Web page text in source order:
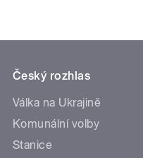
Český rozhlas
Válka na Ukrajině
Komunální volby
Stanice